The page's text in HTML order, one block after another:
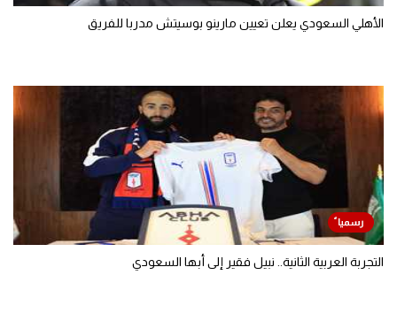
الأهلي السعودي يعلن تعيين مارينو بوسيتش مدربا للفريق
التجربة العربية الثانية.. نبيل فقير إلى أبها السعودي